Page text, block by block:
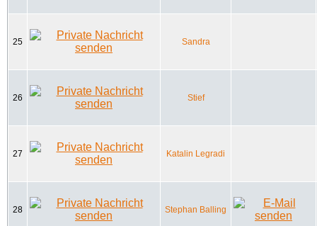
25 Sandra
26 Stief
27 Katalin Legradi
28 Stephan Balling